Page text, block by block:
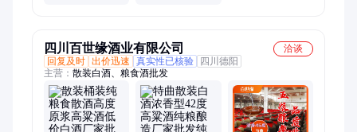
四川百世缘酒业有限公司
洽谈
回复及时 出价迅速 真实性已核验
四川德阳
主营： 散装白酒、粮食酒批发